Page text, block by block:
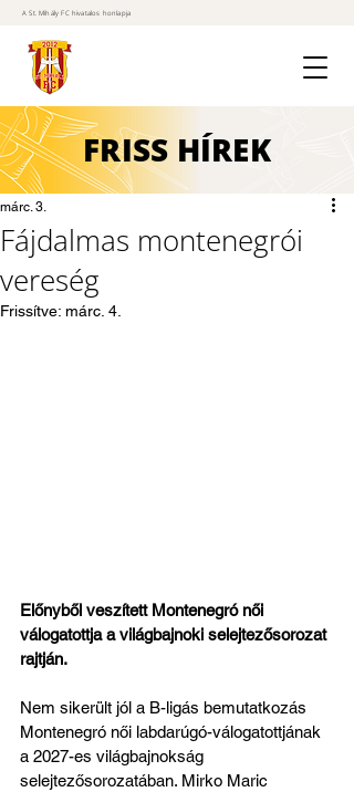
A St. Mihály FC hivatalos honlapja
FRISS HÍREK
Fájdalmas montenegrói
vereség
márc. 3.
Frissítve: márc. 4.
Előnyből veszített Montenegró női
válogatottja a világbajnoki selejtezősorozat
rajtján.
Nem sikerült jól a B-ligás bemutatkozás
Montenegró női labdarúgó-válogatottjának
a 2027-es világbajnokság
selejtezősorozatában. Mirko Maric